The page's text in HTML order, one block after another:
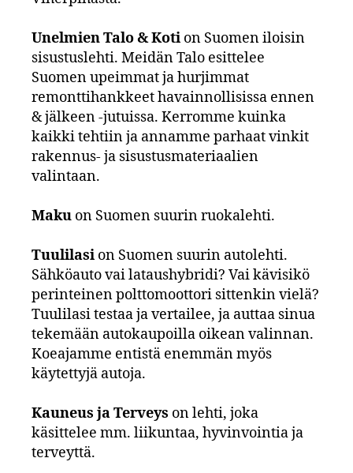
Unelmien Talo & Koti on Suomen iloisin
sisustuslehti. Meidän Talo esittelee
Suomen upeimmat ja hurjimmat
remonttihankkeet havainnollisissa ennen
& jälkeen -jutuissa. Kerromme kuinka
kaikki tehtiin ja annamme parhaat vinkit
rakennus- ja sisustusmateriaalien
valintaan.
Maku on Suomen suurin ruokalehti.
Tuulilasi on Suomen suurin autolehti.
Sähköauto vai lataushybridi? Vai kävisikö
perinteinen polttomoottori sittenkin vielä?
Tuulilasi testaa ja vertailee, ja auttaa sinua
tekemään autokaupoilla oikean valinnan.
Koeajamme entistä enemmän myös
käytettyjä autoja.
Kauneus ja Terveys on lehti, joka
käsittelee mm. liikuntaa, hyvinvointia ja
terveyttä.